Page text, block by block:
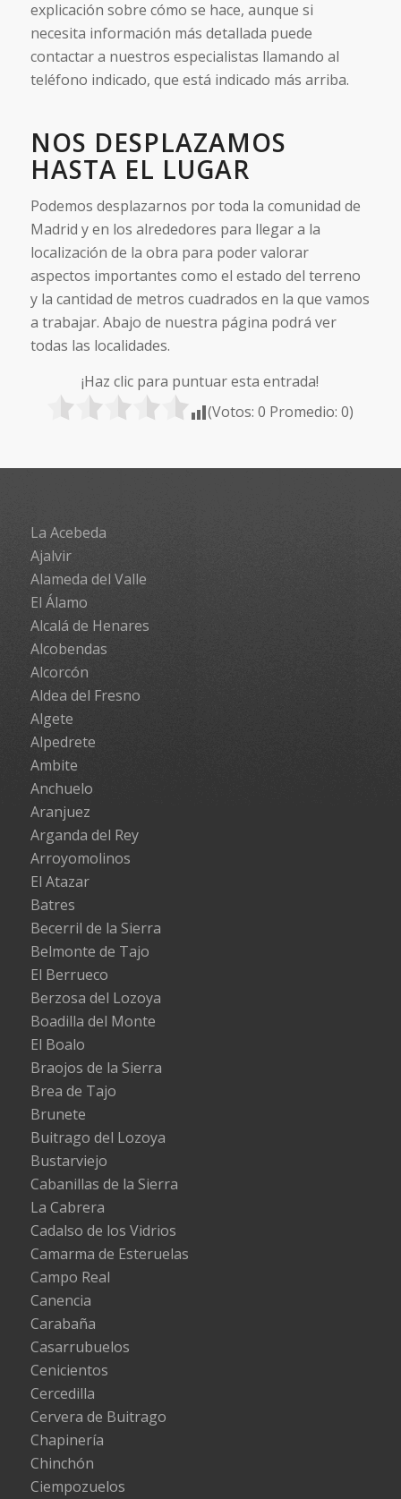
explicación sobre cómo se hace, aunque si
necesita información más detallada puede
contactar a nuestros especialistas llamando al
teléfono indicado, que está indicado más arriba.
NOS DESPLAZAMOS
HASTA EL LUGAR
Podemos desplazarnos por toda la comunidad de
Madrid y en los alrededores para llegar a la
localización de la obra para poder valorar
aspectos importantes como el estado del terreno
y la cantidad de metros cuadrados en la que vamos
a trabajar. Abajo de nuestra página podrá ver
todas las localidades.
¡Haz clic para puntuar esta entrada!
(Votos:0 Promedio:0)
La Acebeda
Ajalvir
Alameda del Valle
El Álamo
Alcalá de Henares
Alcobendas
Alcorcón
Aldea del Fresno
Algete
Alpedrete
Ambite
Anchuelo
Aranjuez
Arganda del Rey
Arroyomolinos
El Atazar
Batres
Becerril de la Sierra
Belmonte de Tajo
El Berrueco
Berzosa del Lozoya
Boadilla del Monte
El Boalo
Braojos de la Sierra
Brea de Tajo
Brunete
Buitrago del Lozoya
Bustarviejo
Cabanillas de la Sierra
La Cabrera
Cadalso de los Vidrios
Camarma de Esteruelas
Campo Real
Canencia
Carabaña
Casarrubuelos
Cenicientos
Cercedilla
Cervera de Buitrago
Chapinería
Chinchón
Ciempozuelos